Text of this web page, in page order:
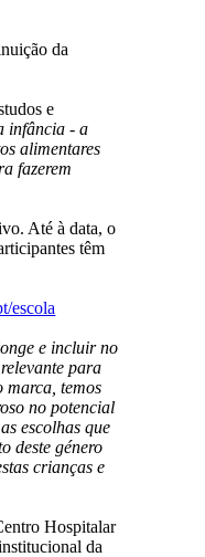
da
e
infância - a
alimentares
fazerem
Até à data, o
têm
escola
e incluir no
para
marca, temos
no potencial
escolhas que
deste género
crianças e
Hospitalar
da